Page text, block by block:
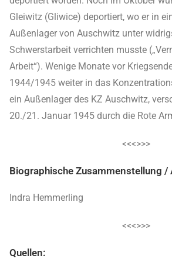
Gleiwitz (Gliwice) deportiert, wo er in
Außenlager von Auschwitz unter
Schwerstarbeit verrichten musste
Arbeit“). Wenige Monate vor
1944/1945 weiter in das
ein Außenlager des KZ Auschwitz,
20./21. Januar 1945 durch die Rote
<<<>>>
Biographische Zusammenstellung /
Indra Hemmerling
<<<>>>
Quellen: